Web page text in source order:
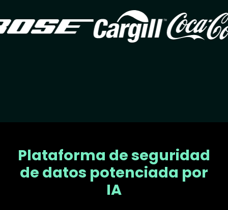
Image
Plataforma de seguridad
de datos potenciada por
IA